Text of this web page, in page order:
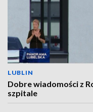
LUBLIN
Dobre wiadomości z
szpitale